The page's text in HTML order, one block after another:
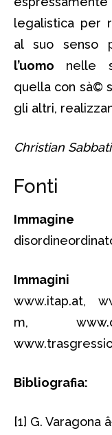
legalistica per
al suo senso
l’uomo nelle
quella con sà©
gli altri,
Christian
Fonti
www.itap.at,
m,
Bibliografia:
[1] G. Varagona